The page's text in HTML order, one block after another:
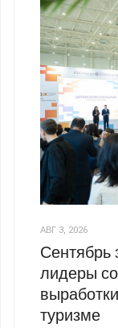
АВГ 3, 2026
Сентябрь
лидеры
туризме